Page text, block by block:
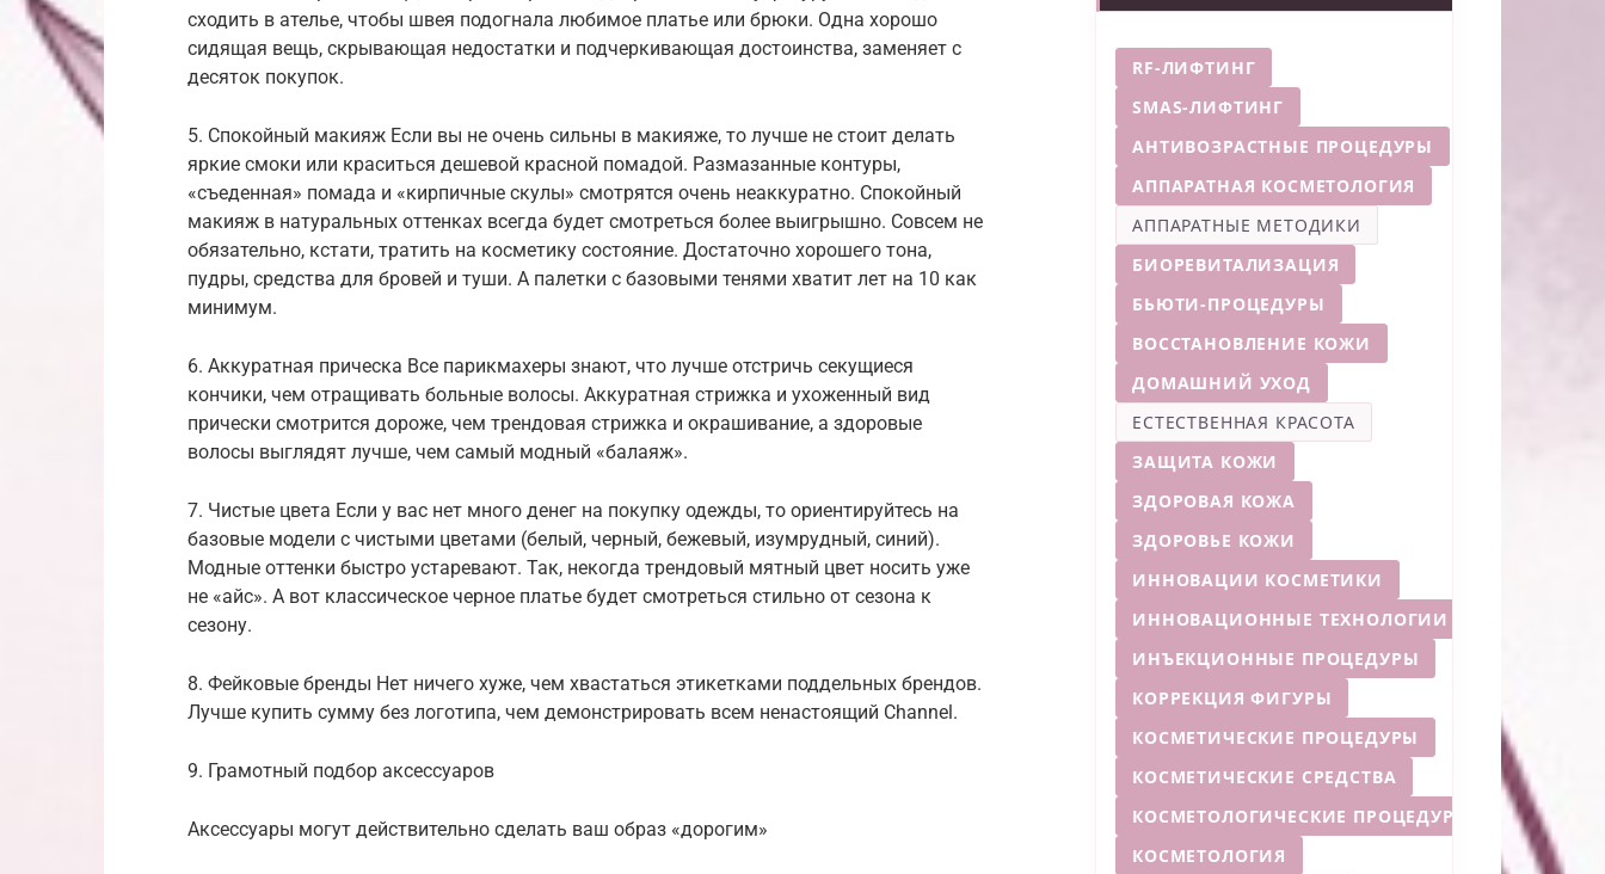
сходить в ателье, чтобы швея подогнала любимое платье или брюки. Одна хорошо
сидящая вещь, скрывающая недостатки и подчеркивающая достоинства, заменяет с
десяток покупок.
5. Спокойный макияж Если вы не очень сильны в макияже, то лучше не стоит делать
яркие смоки или краситься дешевой красной помадой. Размазанные контуры,
«съеденная» помада и «кирпичные скулы» смотрятся очень неаккуратно. Спокойный
макияж в натуральных оттенках всегда будет смотреться более выигрышно. Совсем не
обязательно, кстати, тратить на косметику состояние. Достаточно хорошего тона,
пудры, средства для бровей и туши. А палетки с базовыми тенями хватит лет на 10 как
минимум.
6. Аккуратная прическа Все парикмахеры знают, что лучше отстричь секущиеся
кончики, чем отращивать больные волосы. Аккуратная стрижка и ухоженный вид
прически смотрится дороже, чем трендовая стрижка и окрашивание, а здоровые
волосы выглядят лучше, чем самый модный «балаяж».
7. Чистые цвета Если у вас нет много денег на покупку одежды, то ориентируйтесь на
базовые модели с чистыми цветами (белый, черный, бежевый, изумрудный, синий).
Модные оттенки быстро устаревают. Так, некогда трендовый мятный цвет носить уже
не «айс». А вот классическое черное платье будет смотреться стильно от сезона к
сезону.
8. Фейковые бренды Нет ничего хуже, чем хвастаться этикетками поддельных брендов.
Лучше купить сумму без логотипа, чем демонстрировать всем ненастоящий Channel.
9. Грамотный подбор аксессуаров
Аксессуары могут действительно сделать ваш образ «дорогим»
RF-ЛИФТИНГ
SMAS-ЛИФТИНГ
АНТИВОЗРАСТНЫЕ ПРОЦЕДУРЫ
АППАРАТНАЯ КОСМЕТОЛОГИЯ
АППАРАТНЫЕ МЕТОДИКИ
БИОРЕВИТАЛИЗАЦИЯ
БЬЮТИ-ПРОЦЕДУРЫ
ВОССТАНОВЛЕНИЕ КОЖИ
ДОМАШНИЙ УХОД
ЕСТЕСТВЕННАЯ КРАСОТА
ЗАЩИТА КОЖИ
ЗДОРОВАЯ КОЖА
ЗДОРОВЬЕ КОЖИ
ИННОВАЦИИ КОСМЕТИКИ
ИННОВАЦИОННЫЕ ТЕХНОЛОГИИ
ИНЪЕКЦИОННЫЕ ПРОЦЕДУРЫ
КОРРЕКЦИЯ ФИГУРЫ
КОСМЕТИЧЕСКИЕ ПРОЦЕДУРЫ
КОСМЕТИЧЕСКИЕ СРЕДСТВА
КОСМЕТОЛОГИЧЕСКИЕ ПРОЦЕДУРЫ
КОСМЕТОЛОГИЯ